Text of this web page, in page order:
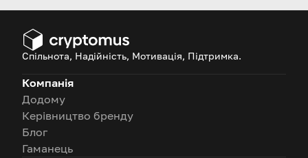
Спільнота, Надійність, Мотивація, Підтримка.
Компанія
Додому
Керівництво бренду
Блог
Гаманець